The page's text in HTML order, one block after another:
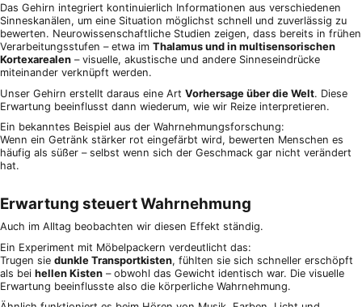
Das Gehirn integriert kontinuierlich Informationen aus verschiedenen
Sinneskanälen, um eine Situation möglichst schnell und zuverlässig zu
bewerten. Neurowissenschaftliche Studien zeigen, dass bereits in frühen
Verarbeitungsstufen – etwa im Thalamus und in multisensorischen
Kortexarealen – visuelle, akustische und andere Sinneseindrücke
miteinander verknüpft werden.
Unser Gehirn erstellt daraus eine Art Vorhersage über die Welt. Diese
Erwartung beeinflusst dann wiederum, wie wir Reize interpretieren.
Ein bekanntes Beispiel aus der Wahrnehmungsforschung:
Wenn ein Getränk stärker rot eingefärbt wird, bewerten Menschen es
häufig als süßer – selbst wenn sich der Geschmack gar nicht verändert
hat.
Erwartung steuert Wahrnehmung
Auch im Alltag beobachten wir diesen Effekt ständig.
Ein Experiment mit Möbelpackern verdeutlicht das:
Trugen sie dunkle Transportkisten, fühlten sie sich schneller erschöpft
als bei hellen Kisten – obwohl das Gewicht identisch war. Die visuelle
Erwartung beeinflusste also die körperliche Wahrnehmung.